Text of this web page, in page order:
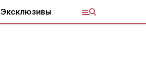
Эксклюзивы